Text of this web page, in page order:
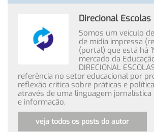
Direcional Escolas
Somos um veículo
de mídia impressa
(portal) que está há
mercado da
DIRECIONAL
referência no setor educacional por
reflexão crítica sobre práticas e
através de uma linguagem
e informação.
veja todos os posts do autor